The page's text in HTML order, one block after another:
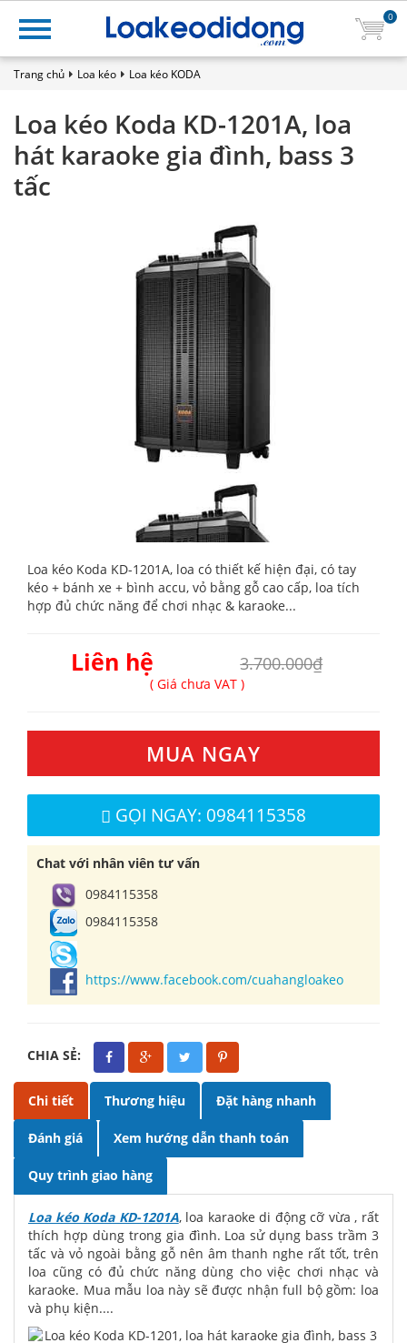
0
Trang chủ Loa kéo Loa kéo KODA
Loa kéo Koda KD-1201A, loa
hát karaoke gia đình, bass 3
tấc
Loa kéo Koda KD-1201A, loa có thiết kế hiện đại, có tay
kéo + bánh xe + bình accu, vỏ bằng gỗ cao cấp, loa tích
hợp đủ chức năng để chơi nhạc & karaoke...
Liên hệ 3.700.000₫
( Giá chưa VAT )
MUA NGAY
GỌI NGAY: 0984115358
Chat với nhân viên tư vấn
0984115358
0984115358
https://www.facebook.com/cuahangloakeo
CHIA SẺ:
Chi tiết Thương hiệu Đặt hàng nhanh
Đánh giá Xem hướng dẫn thanh toán
Quy trình giao hàng
Loa kéo Koda KD-1201A, loa karaoke di động cỡ vừa , rất
thích hợp dùng trong gia đình. Loa sử dụng bass trầm 3
tấc và vỏ ngoài bằng gỗ nên âm thanh nghe rất tốt, trên
loa cũng có đủ chức năng dùng cho việc chơi nhạc và
karaoke. Mua mẫu loa này sẽ được nhận full bộ gồm: loa
và phụ kiện....